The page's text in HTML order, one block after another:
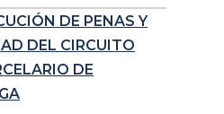
DE PENAS Y
DEL CIRCUITO
DE